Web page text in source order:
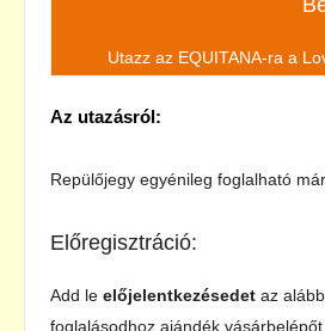
Utazz az EQUITANA-ra a
Az utazásról:
Repülőjegy egyénileg foglalható
Előregisztráció:
Add le előjelentkezésedet az
foglalásodhoz ajándék